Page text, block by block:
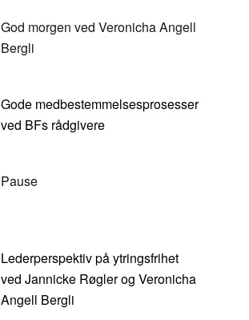
God morgen ved Veronicha Angell
Bergli
Gode medbestemmelsesprosesser
ved BFs rådgivere
Pause
Lederperspektiv på ytringsfrihet
ved Jannicke Røgler og Veronicha
Angell Bergli